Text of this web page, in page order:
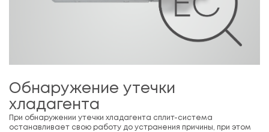
Обнаружение утечки
хладагента
При обнаружении утечки хладагента сплит-система
останавливает свою работу до устранения причины, при этом